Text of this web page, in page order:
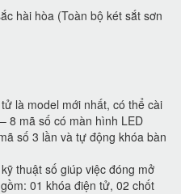
hài hòa (Toàn bộ két sắt sơn
là model mới nhất, có thể cài
8 mã số có màn hình LED
số 3 lần và tự động khóa bàn
thuật số giúp việc đóng mở
01 khóa điện tử, 02 chốt